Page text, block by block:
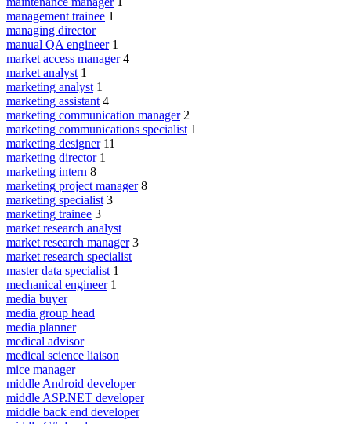
management trainee 1
managing director
manual QA engineer 1
market access manager 4
market analyst 1
marketing analyst 1
marketing assistant 4
marketing communication manager 2
marketing communications specialist 1
marketing designer 11
marketing director 1
marketing intern 8
marketing project manager 8
marketing specialist 3
marketing trainee 3
market research analyst
market research manager 3
market research specialist
master data specialist 1
mechanical engineer 1
media buyer
media group head
media planner
medical advisor
medical science liaison
mice manager
middle Android developer
middle ASP.NET developer
middle back end developer